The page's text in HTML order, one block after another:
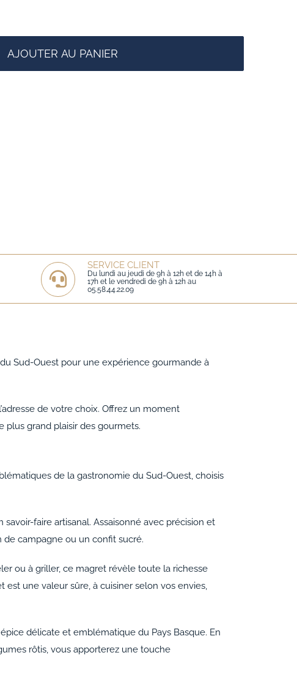
AJOUTER AU PANIER
SERVICE CLIENT
Du lundi au jeudi de 9h à 12h et de 14h à
17h et le vendredi de 9h à 12h au
05.58.44.22.09
Sud-Ouest pour une expérience gourmande à
de votre choix. Offrez un moment
plus grand plaisir des gourmets.
de la gastronomie du Sud-Ouest, choisis
savoir-faire artisanal. Assaisonné avec précision et
de campagne ou un confit sucré.
ou à griller, ce magret révèle toute la richesse
une valeur sûre, à cuisiner selon vos envies,
délicate et emblématique du Pays Basque. En
rôtis, vous apporterez une touche